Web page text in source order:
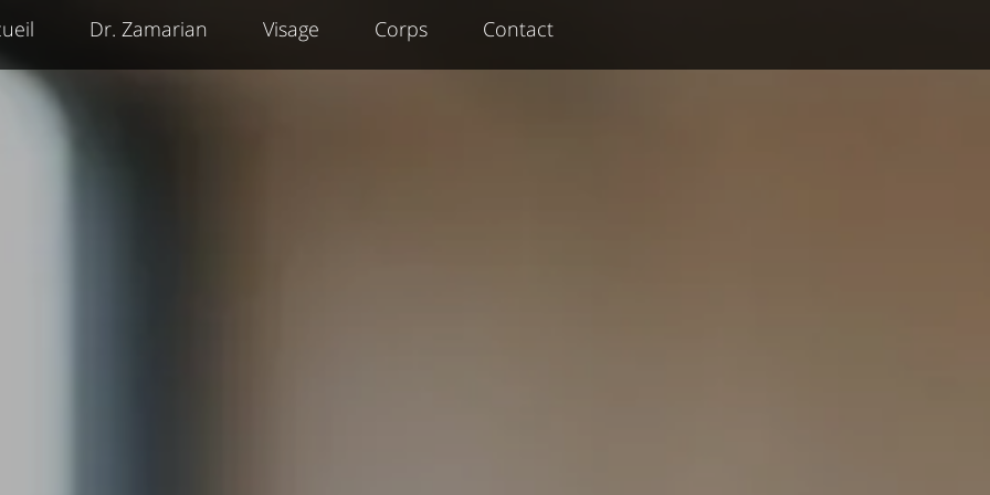
Dr. Zamarian Visage Corps Contact